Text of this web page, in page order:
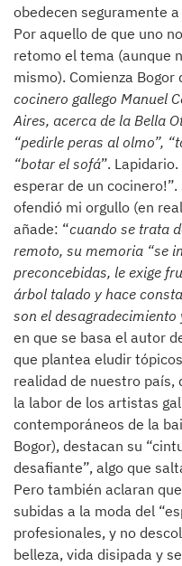
obedecen seguramente
Por aquello de que uno
retomo el tema (aunque
mismo). Comienza Bogor
cocinero gallego Manuel
Aires, acerca de la Bella
“pedirle peras al olmo”,
“botar el sofá”.
esperar de un
ofendió mi orgullo (en
añade: “cuando se trata
remoto, su memoria “se
preconcebidas, le exige
árbol talado y hace
son el
en que se basa el autor
que plantea eludir
realidad de nuestro
la labor de los artistas
contemporáneos de la
Bogor), destacan su
desafiante”, algo que
Pero también aclaran
subidas a la moda del
profesionales, y no
belleza, vida disipada y